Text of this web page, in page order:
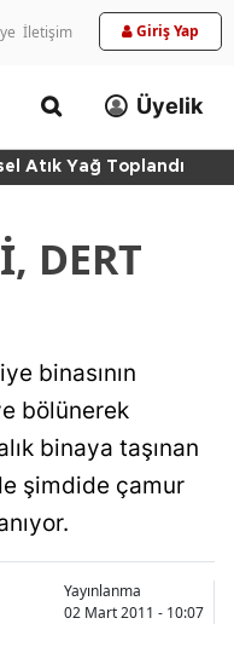
İletişim Giriş Yap
Üyelik
Atık Yağ Toplandı
DERT
binasının
bölünerek
binaya taşınan
şimdide çamur
Yayınlanma
02 Mart 2011 - 10:07